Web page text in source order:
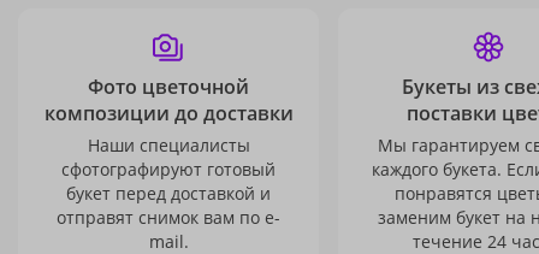
Фото цветочной
композиции до доставки
Наши специалисты
сфотографируют готовый
букет перед доставкой и
отправят снимок вам по e-
mail.
Букеты из
поставки
Мы гарантируем
каждого букета.
понравятся
заменим букет на
течение 24